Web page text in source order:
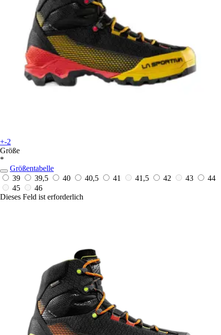
+-2
Größe
*
Größentabelle
39
39,5 40 40,5 41 41,5 42 43
44
45
46
Dieses Feld ist erforderlich